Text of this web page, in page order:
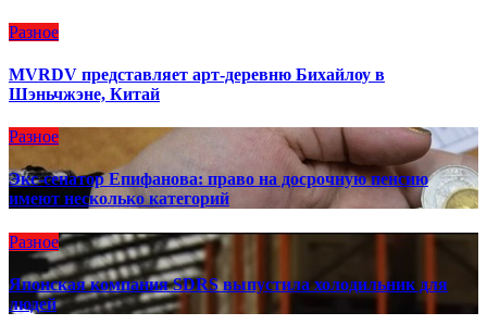
Разное
MVRDV представляет арт-деревню Бихайлоу в
Шэньчжэне, Китай
Разное
Экс-сенатор Епифанова: право на досрочную пенсию
имеют несколько категорий
Разное
Японская компания SDRS выпустила холодильник для
людей